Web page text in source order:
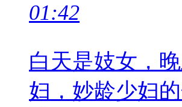
01:42
白天是妓女，
妇，妙龄少妇